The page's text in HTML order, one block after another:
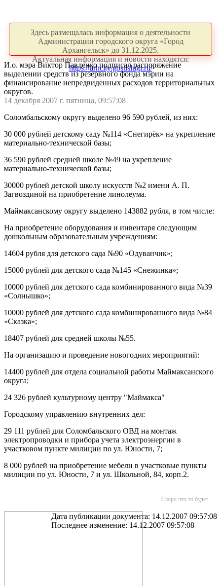
Здесь размещалась информация о деятельности
Администрации городского округа «Город
Архангельск» до 31.12.2025.
Актуальная информация и новости находятся:
https://arhcity.gosuslugi.ru/
И.о. мэра Виктор Павленко подписал распоряжение
выделении средств из резервного фонда мэрии на
финансирование непредвиденных расходов территориальных
округов.
14 декабря 2007 г. пятница, 09:57:08
Соломбальскому округу выделено 96 590 рублей, из них:
30 000 рублей детскому саду №114 «Снегирёк» на укрепление
материально-технической базы;
36 590 рублей средней школе №49 на укрепление
материально-технической базы;
­30000 рублей детской школу искусств №2 имени А. П.
Загвоздиной на приобретение линолеума.
Маймаксанскому округу выделено 143882 рубля, в том числе:
На приобрете­ние оборудования и инвентаря следующим
дошкольным образовательным учреждениям:
14604 рубля для детского сада №90 «Одуванчик»;
15000 рублей для детского сада №145 «Снежинка»;
10000 рублей для детского сада комбинированного вида №39
«Солнышко»;
10000 рублей для детского сада комбинированного вида №84
«Сказка»;
18407 рублей для средней школы №55.
На организацию и проведение новогодних мероприятий:
14400 рублей для отдела социальной работы Маймаксанского
округа;
24 326 рублей культурному центру "Маймакса"
Городскому управлению внутренних дел:
29 111 рублей для Соломбальского ОВД на монтаж
электропроводки и прибора учета электроэнергии в
участковом пункте милиции по ул. Юности, 7;
8 000 рублей на приобретение мебели в участковые пункты
милиции по ул. Юности, 7 и ул. Школьной, 84, корп.2.
Скоро что то будет...
Дата публикации документа: 14.12.2007 09:57:08
Последнее изменение: 14.12.2007 09:57:08